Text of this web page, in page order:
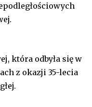
która odbyła się w
z okazji 35-lecia